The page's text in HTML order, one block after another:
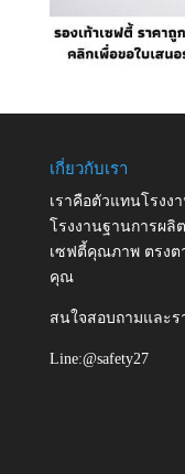
เกี่ยวกับเรา
เราคือตัวแทนโรงง
โรงงานฐานการผลิ
เซฟตี้คุณภาพ ตรงต
คุณ
สนใจสอบถามและร
Line:@safety27